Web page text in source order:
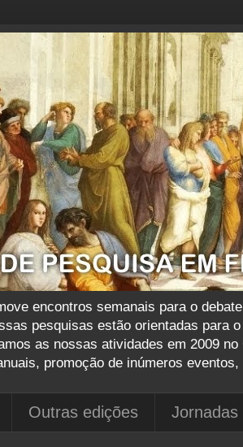
encontros semanais para o
pesquisas estão orientadas para
as nossas atividades em 2009
promoção de inúmeros
Outras edições Jornadas